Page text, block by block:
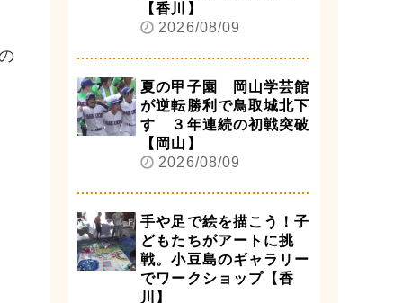
【香川】
2026/08/09
夏の甲子園 岡山学芸館
が逆転勝利で鳥取城北下
す ３年連続の初戦突破
【岡山】
2026/08/09
手や足で絵を描こう！子
どもたちがアートに挑
戦。小豆島のギャラリー
でワークショップ【香
川】